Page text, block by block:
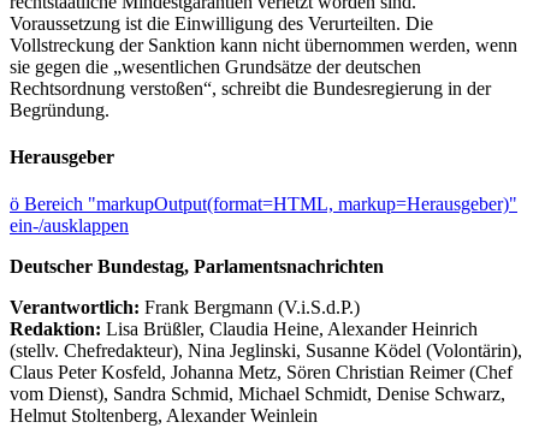
Voraussetzung ist die Einwilligung des Verurteilten. Die
Vollstreckung der Sanktion kann nicht übernommen werden, wenn
sie gegen die „wesentlichen Grundsätze der deutschen
Rechtsordnung verstoßen“, schreibt die Bundesregierung in der
Begründung.
Herausgeber
ö Bereich "markupOutput(format=HTML, markup=Herausgeber)"
ein-/ausklappen
Deutscher Bundestag, Parlamentsnachrichten
Verantwortlich: Frank Bergmann (V.i.S.d.P.)
Redaktion: Lisa Brüßler, Claudia Heine, Alexander Heinrich
(stellv. Chefredakteur), Nina Jeglinski, Susanne Ködel (Volontärin),
Claus Peter Kosfeld, Johanna Metz, Sören Christian Reimer (Chef
vom Dienst), Sandra Schmid, Michael Schmidt, Denise Schwarz,
Helmut Stoltenberg, Alexander Weinlein